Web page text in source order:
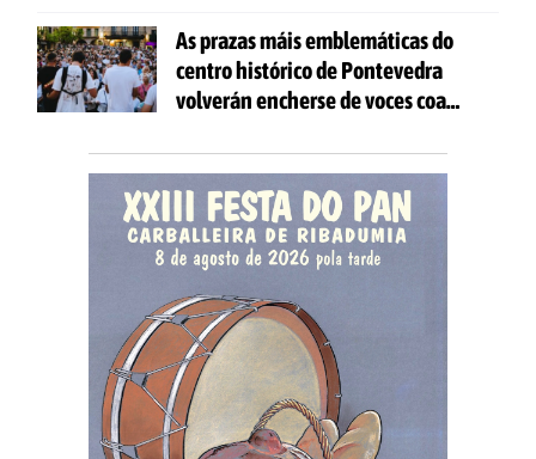
todas as idades
As prazas máis emblemáticas do
centro histórico de Pontevedra
volverán encherse de voces coa